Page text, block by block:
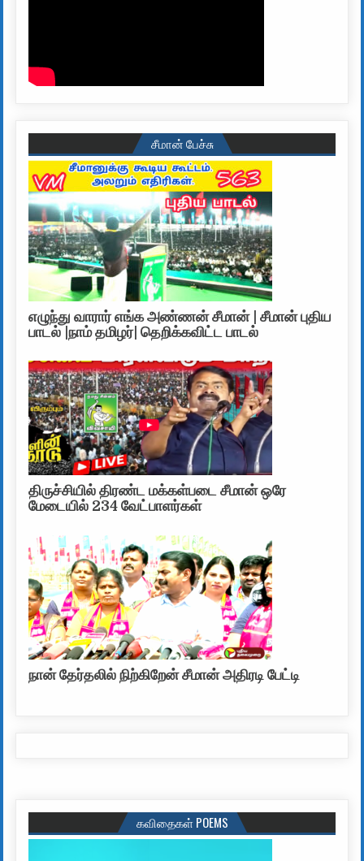
சீமான் பேச்சு
எழுந்து வாரார் எங்க அண்ணன் சீமான் | சீமான் புதிய
பாடல் |நாம் தமிழர்| தெறிக்கவிட்ட பாடல்
திருச்சியில் திரண்ட மக்கள்படை சீமான் ஒரே
மேடையில் 234 வேட்பாளர்கள்
நான் தேர்தலில் நிற்கிறேன் சீமான் அதிரடி பேட்டி
கவிதைகள் POEMS